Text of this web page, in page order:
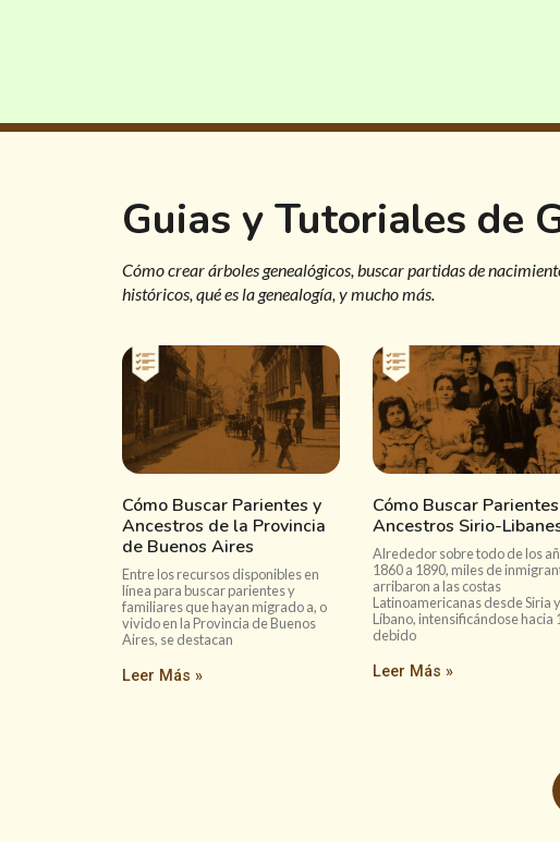
Guias y Tutoriales de
Cómo crear árboles genealógicos, buscar partidas de
históricos, qué es la genealogía, y mucho más.
Cómo Buscar Parientes y
Ancestros de la Provincia
de Buenos Aires
Entre los recursos disponibles en
línea para buscar parientes y
familiares que hayan migrado a, o
vivido en la Provincia de Buenos
Aires, se destacan
Leer Más »
Cómo Buscar
Ancestros Sirio-
Alrededor sobre todo de los
1860 a 1890, miles de
arribaron a las costas
Latinoamericanas desde Siria y
Líbano, intensificándose hacia
debido
Leer Más »